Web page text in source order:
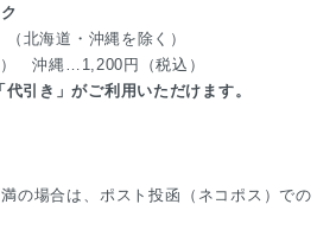
北海道・沖縄を除く）
沖縄…1,200円（税込）
代引き」がご利用いただけます。
の場合は、ポスト投函（ネコポス）での